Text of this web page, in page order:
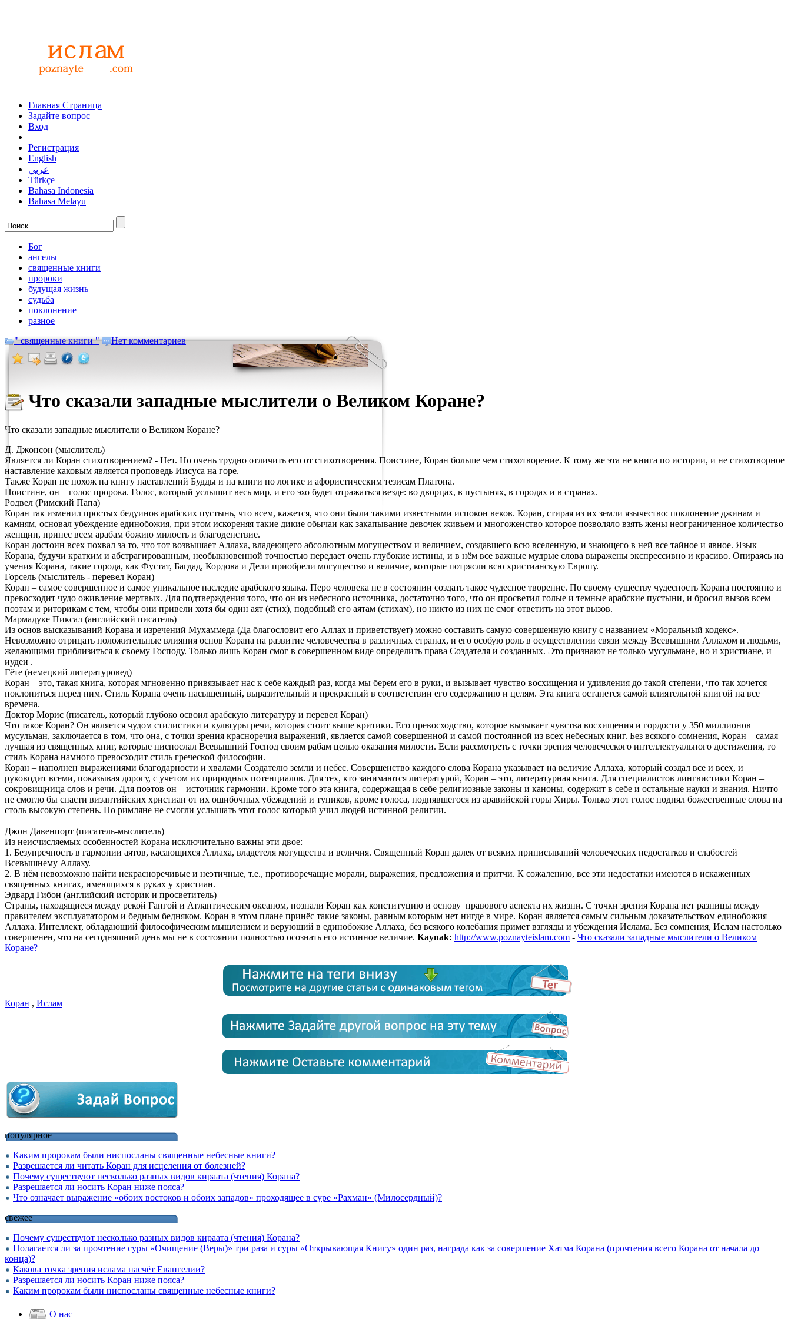
Главная Страница
Задайте вопрос
Вход
Регистрация
English
عربي
Türkçe
Bahasa Indonesia
Bahasa Melayu
Бог
ангелы
священные книги
пророки
будущая жизнь
судьба
поклонение
разное
" священные книги "
Нет комментариев
Что сказали западные мыслители о Великом Коране?
Что сказали западные мыслители о Великом Коране?
Д. Джонсон (мыслитель)
Является ли Коран стихотворением? - Нет. Но очень трудно отличить его от стихотворения. Поистине, Коран больше чем стихотворение. К тому же эта не книга по истории, и не стихотворное
наставление каковым является проповедь Иисуса на горе.
Также Коран не похож на книгу наставлений Будды и на книги по логике и афористическим тезисам Платона.
Поистине, он – голос пророка. Голос, который услышит весь мир, и его эхо будет отражаться везде: во дворцах, в пустынях, в городах и в странах.
Родвел (Римский Папа)
Коран так изменил простых бедуинов арабских пустынь, что всем, кажется, что они были такими известными испокон веков. Коран, стирая из их земли язычество: поклонение джинам и
камням, основал убеждение единобожия, при этом искореняя такие дикие обычаи как закапывание девочек живьем и многоженство которое позволяло взять жены неограниченное количество
женщин, принес всем арабам божию милость и благоденствие.
Коран достоин всех похвал за то, что тот возвышает Аллаха, владеющего абсолютным могуществом и величием, создавшего всю вселенную, и знающего в ней все тайное и явное. Язык
Корана, будучи кратким и абстрагированным, необыкновенной точностью передает очень глубокие истины, и в нём все важные мудрые слова выражены экспрессивно и красиво. Опираясь на
учения Корана, такие города, как Фустат, Багдад, Кордова и Дели приобрели могущество и величие, которые потрясли всю христианскую Европу.
Горсель (мыслитель - перевел Коран)
Коран – самое совершенное и самое уникальное наследие арабского языка. Перо человека не в состоянии создать такое чудесное творение. По своему существу чудесность Корана постоянно и
превосходит чудо оживление мертвых. Для подтверждения того, что он из небесного источника, достаточно того, что он просветил голые и темные арабские пустыни, и бросил вызов всем
поэтам и риторикам с тем, чтобы они привели хотя бы один аят (стих), подобный его аятам (стихам), но никто из них не смог ответить на этот вызов.
Мармадуке Пиксал (английский писатель)
Из основ высказываний Корана и изречений Мухаммеда (Да благословит его Аллах и приветствует) можно составить самую совершенную книгу с названием «Моральный кодекс».
Невозможно отрицать положительные влияния основ Корана на развитие человечества в различных странах, и его особую роль в осуществлении связи между Всевышним Аллахом и людьми,
желающими приблизиться к своему Господу. Только лишь Коран смог в совершенном виде определить права Создателя и созданных. Это признают не только мусульмане, но и христиане, и
иудеи .
Гёте (немецкий литературовед)
Коран – это, такая книга, которая мгновенно привязывает нас к себе каждый раз, когда мы берем его в руки, и вызывает чувство восхищения и удивления до такой степени, что так хочется
поклониться перед ним. Стиль Корана очень насыщенный, выразительный и прекрасный в соответствии его содержанию и целям. Эта книга останется самой влиятельной книгой на все
времена.
Доктор Морис (писатель, который глубоко освоил арабскую литературу и перевел Коран)
Что такое Коран? Он является чудом стилистики и культуры речи, которая стоит выше критики. Его превосходство, которое вызывает чувства восхищения и гордости у 350 миллионов
мусульман, заключается в том, что она, с точки зрения красноречия выражений, является самой совершенной и самой постоянной из всех небесных книг. Без всякого сомнения, Коран – самая
лучшая из священных книг, которые ниспослал Всевышний Господ своим рабам целью оказания милости. Если рассмотреть с точки зрения человеческого интеллектуального достижения, то
стиль Корана намного превосходит стиль греческой философии.
Коран – наполнен выражениями благодарности и хвалами Создателю земли и небес. Совершенство каждого слова Корана указывает на величие Аллаха, который создал все и всех, и
руководит всеми, показывая дорогу, с учетом их природных потенциалов. Для тех, кто занимаются литературой, Коран – это, литературная книга. Для специалистов лингвистики Коран –
сокровищница слов и речи. Для поэтов он – источник гармонии. Кроме того эта книга, содержащая в себе религиозные законы и каноны, содержит в себе и остальные науки и знания. Ничто
не смогло бы спасти византийских христиан от их ошибочных убеждений и тупиков, кроме голоса, поднявшегося из аравийской горы Хиры. Только этот голос поднял божественные слова на
столь высокую степень. Но римляне не смогли услышать этот голос который учил людей истинной религии.
Джон Давенпорт (писатель-мыслитель)
Из неисчисляемых особенностей Корана исключительно важны эти двое:
1. Безупречность в гармонии аятов, касающихся Аллаха, владетеля могущества и величия. Священный Коран далек от всяких приписываний человеческих недостатков и слабостей
Всевышнему Аллаху.
2. В нём невозможно найти некрасноречивые и неэтичные, т.е., противоречащие морали, выражения, предложения и притчи. К сожалению, все эти недостатки имеются в искаженных
священных книгах, имеющихся в руках у христиан.
Эдвард Гибон (английский историк и просветитель)
Страны, находящиеся между рекой Гангой и Атлантическим океаном, познали Коран как конституцию и основу правового аспекта их жизни. С точки зрения Корана нет разницы между
правителем эксплуататором и бедным бедняком. Коран в этом плане принёс такие законы, равным которым нет нигде в мире. Коран является самым сильным доказательством единобожия
Аллаха. Интеллект, обладающий философическим мышлением и верующий в единобожие Аллаха, без всякого колебания примет взгляды и убеждения Ислама. Без сомнения, Ислам настолько
совершенен, что на сегодняшний день мы не в состоянии полностью осознать его истинное величие. Kaynak: http://www.poznayteislam.com - Что сказали западные мыслители о Великом
Коране?
Коран , Ислам
популярное
Каким пророкам были ниспосланы священные небесные книги?
Разрешается ли читать Коран для исцеления от болезней?
Почему существуют несколько разных видов кираата (чтения) Корана?
Разрешается ли носить Коран ниже пояса?
Что означает выражение «обоих востоков и обоих западов» проходящее в суре «Рахман» (Милосердный)?
свежее
Почему существуют несколько разных видов кираата (чтения) Корана?
Полагается ли за прочтение суры «Очищение (Веры)» три раза и суры «Открывающая Книгу» один раз, награда как за совершение Хатма Корана (прочтения всего Корана от начала до
конца)?
Какова точка зрения ислама насчёт Евангелии?
Разрешается ли носить Коран ниже пояса?
Каким пророкам были ниспосланы священные небесные книги?
О нас